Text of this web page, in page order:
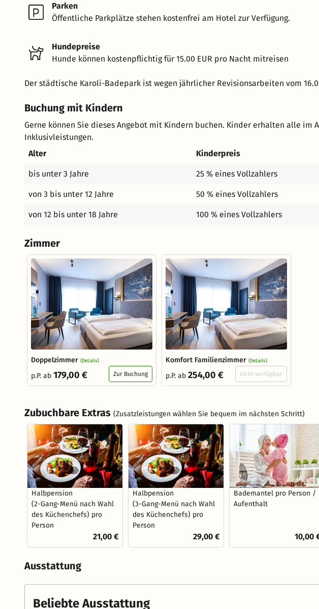
Parken
Öffentliche Parkplätze stehen kostenfrei am Hotel zur Verfügung.
Hundepreise
Hunde können kostenpflichtig für 15.00 EUR pro Nacht mitreisen
Der städtische Karoli-Badepark ist wegen jährlicher Revisionsarbeiten vom
Buchung mit Kindern
Gerne können Sie dieses Angebot mit Kindern buchen. Kinder erhalten alle im
Inklusivleistungen.
Alter
Kinderpreis
bis unter 3 Jahre 25 % eines Vollzahlers
von 3 bis unter 12 Jahre 50 % eines Vollzahlers
von 12 bis unter 18 Jahre 100 % eines Vollzahlers
Zimmer
Doppelzimmer (Details)
p.P. ab 179,00 € Zur Buchung
Komfort Familienzimmer (Details)
p.P. ab 254,00 € nicht verfügbar
Zubuchbare Extras (Zusatzleistungen wählen Sie bequem im nächsten Schritt)
Halbpension
(2-Gang-Menü nach Wahl
des Küchenchefs) pro
Person
21,00 €
Halbpension
(3-Gang-Menü nach Wahl
des Küchenchefs) pro
Person
29,00 €
Bademantel pro Person /
Aufenthalt
10,00
Ausstattung
Beliebte Ausstattung